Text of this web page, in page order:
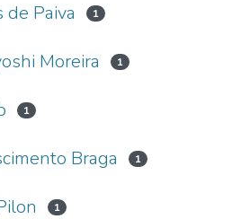
de Paiva 1
Moreira 1
1
Braga 1
1